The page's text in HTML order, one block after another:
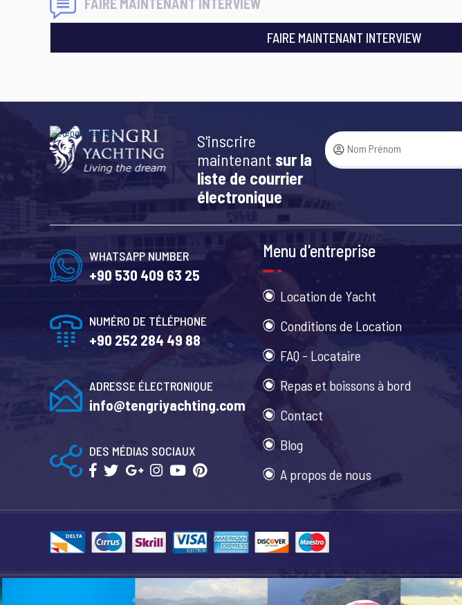
FAIRE MAINTENANT INTERVIEW
FAIRE MAINTENANT INTERVIEW
S'inscrire
maintenant sur la
liste de courrier
électronique
WHATSAPP NUMBER
+90 530 409 63 25
NUMÉRO DE TÉLÉPHONE
+90 252 284 49 88
ADRESSE ÉLECTRONIQUE
info@tengriyachting.com
DES MÉDIAS SOCIAUX
Menu d'entreprise
Location de Yacht
Conditions de Location
FAQ - Locataire
Repas et boissons à bord
Contact
Blog
A propos de nous